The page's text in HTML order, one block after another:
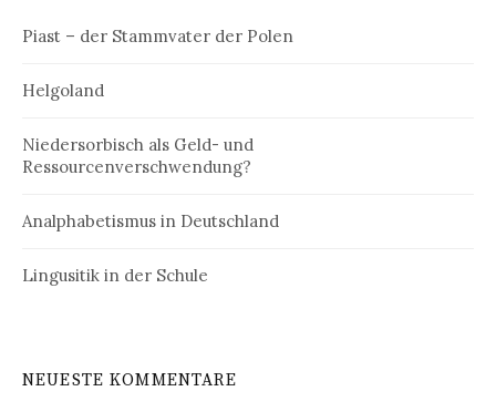
Piast – der Stammvater der Polen
Helgoland
Niedersorbisch als Geld- und
Ressourcenverschwendung?
Analphabetismus in Deutschland
Lingusitik in der Schule
NEUESTE KOMMENTARE